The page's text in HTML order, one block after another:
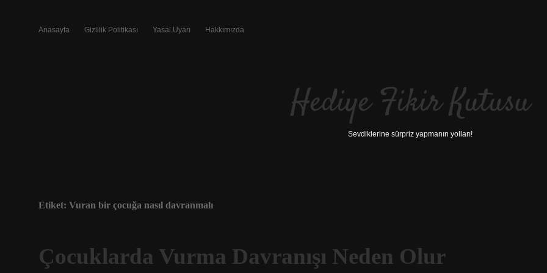
Anasayfa Gizlilik Politikası Yasal Uyarı Hakkımızda
Hediye Fikir Kutusu
Sevdiklerine sürpriz yapmanın yolları!
Etiket: Vuran bir çocuğa nasıl davranmalı
Çocuklarda Vurma Davranışı Neden Olur